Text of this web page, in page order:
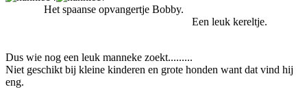
Het spaanse opvangertje Bobby.
Een leuk kereltje.
Dus wie nog een leuk manneke zoekt.........
Niet geschikt bij kleine kinderen en grote honden want dat vind hij
eng.